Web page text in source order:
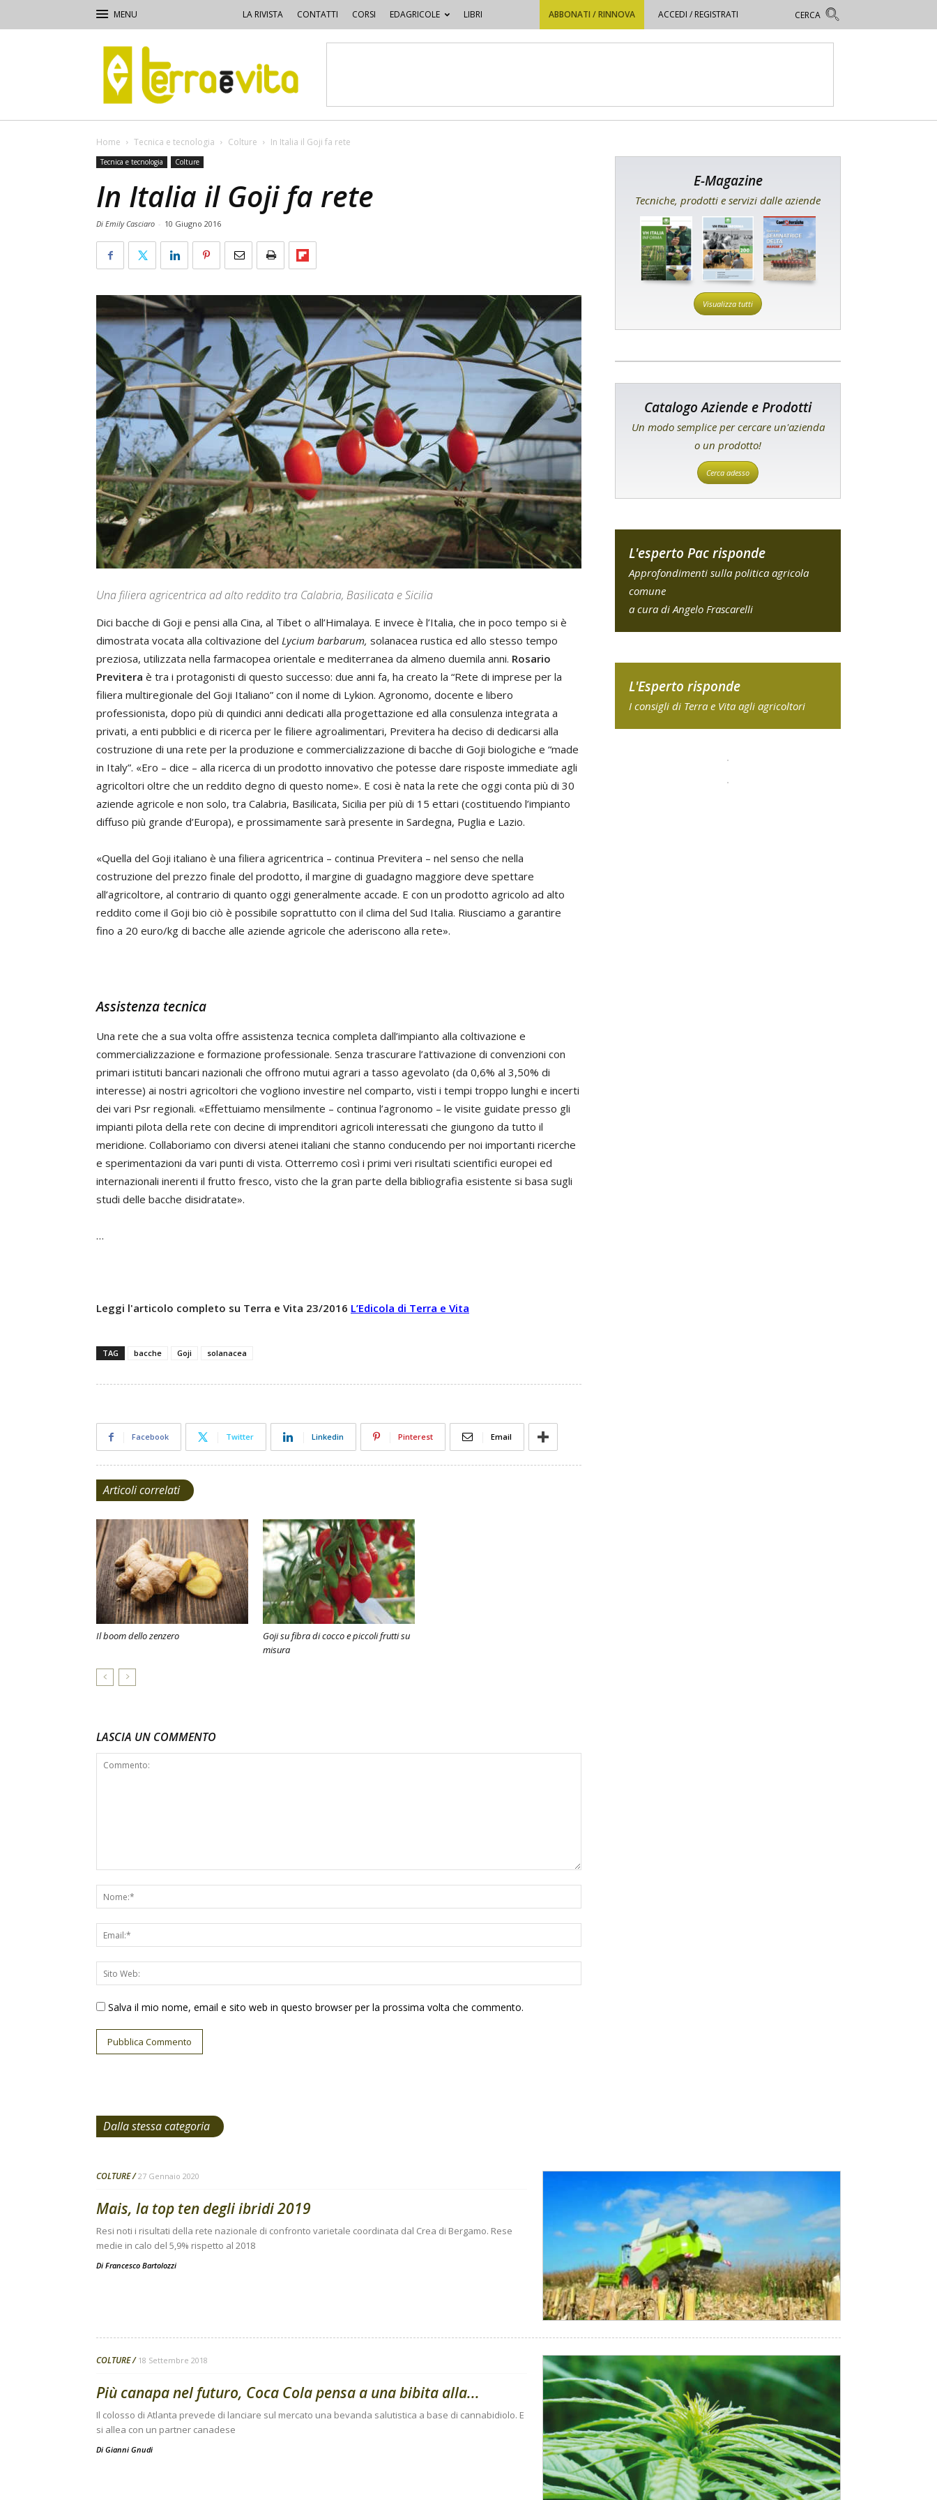
LA RIVISTA CONTATTI CORSI EDAGRICOLE LIBRI ABBONATI / RINNOVA ACCEDI / REGISTRATI
Terra
e
Vita
Home Tecnica e tecnologia Colture In Italia il Goji fa rete
Tecnica e tecnologia Colture
In Italia il Goji fa rete
Di Emily Casciaro - 10 Giugno 2016
Una filiera agricentrica ad alto reddito tra Calabria, Basilicata e Sicilia
Dici bacche di Goji e pensi alla Cina, al Tibet o all’Himalaya. E invece è l’Italia, che in poco tempo si è
dimostrata vocata alla coltivazione del Lycium barbarum, solanacea rustica ed allo stesso tempo
preziosa, utilizzata nella farmacopea orientale e mediterranea da almeno duemila anni. Rosario
Previtera è tra i protagonisti di questo successo: due anni fa, ha creato la “Rete di imprese per la
filiera multiregionale del Goji Italiano” con il nome di Lykion. Agronomo, docente e libero
professionista, dopo più di quindici anni dedicati alla progettazione ed alla consulenza integrata a
privati, a enti pubblici e di ricerca per le filiere agroalimentari, Previtera ha deciso di dedicarsi alla
costruzione di una rete per la produzione e commercializzazione di bacche di Goji biologiche e “made
in Italy”. «Ero – dice – alla ricerca di un prodotto innovativo che potesse dare risposte immediate agli
agricoltori oltre che un reddito degno di questo nome». E cosi è nata la rete che oggi conta più di 30
aziende agricole e non solo, tra Calabria, Basilicata, Sicilia per più di 15 ettari (costituendo l’impianto
diffuso più grande d’Europa), e prossimamente sarà presente in Sardegna, Puglia e Lazio.
«Quella del Goji italiano è una filiera agricentrica – continua Previtera – nel senso che nella
costruzione del prezzo finale del prodotto, il margine di guadagno maggiore deve spettare
all’agricoltore, al contrario di quanto oggi generalmente accade. E con un prodotto agricolo ad alto
reddito come il Goji bio ciò è possibile soprattutto con il clima del Sud Italia. Riusciamo a garantire
fino a 20 euro/kg di bacche alle aziende agricole che aderiscono alla rete».
Assistenza tecnica
Una rete che a sua volta offre assistenza tecnica completa dall’impianto alla coltivazione e
commercializzazione e formazione professionale. Senza trascurare l’attivazione di convenzioni con
primari istituti bancari nazionali che offrono mutui agrari a tasso agevolato (da 0,6% al 3,50% di
interesse) ai nostri agricoltori che vogliono investire nel comparto, visti i tempi troppo lunghi e incerti
dei vari Psr regionali. «Effettuiamo mensilmente – continua l’agronomo – le visite guidate presso gli
impianti pilota della rete con decine di imprenditori agricoli interessati che giungono da tutto il
meridione. Collaboriamo con diversi atenei italiani che stanno conducendo per noi importanti ricerche
e sperimentazioni da vari punti di vista. Otterremo così i primi veri risultati scientifici europei ed
internazionali inerenti il frutto fresco, visto che la gran parte della bibliografia esistente si basa sugli
studi delle bacche disidratate».
…
Leggi l'articolo completo su Terra e Vita 23/2016 L’Edicola di Terra e Vita
TAG bacche Goji solanacea
Facebook Twitter Linkedin Pinterest Email
Articoli correlati
Il boom dello zenzero
Goji su fibra di cocco e piccoli frutti su
misura
LASCIA UN COMMENTO
Salva il mio nome, email e sito web in questo browser per la prossima volta che commento.
E-Magazine
Tecniche, prodotti e servizi dalle aziende
Visualizza tutti
Catalogo Aziende e Prodotti
Un modo semplice per cercare un'azienda
o un prodotto!
Cerca adesso
L'esperto Pac risponde
Approfondimenti sulla politica agricola
comune
a cura di Angelo Frascarelli
L'Esperto risponde
I consigli di Terra e Vita agli agricoltori
Dalla stessa categoria
COLTURE 27 Gennaio 2020
Mais, la top ten degli ibridi 2019
Resi noti i risultati della rete nazionale di confronto varietale coordinata dal Crea di Bergamo. Rese
medie in calo del 5,9% rispetto al 2018
Di Francesco Bartolozzi
COLTURE 18 Settembre 2018
Più canapa nel futuro, Coca Cola pensa a una bibita alla...
Il colosso di Atlanta prevede di lanciare sul mercato una bevanda salutistica a base di cannabidiolo. E
si allea con un partner canadese
Di Gianni Gnudi